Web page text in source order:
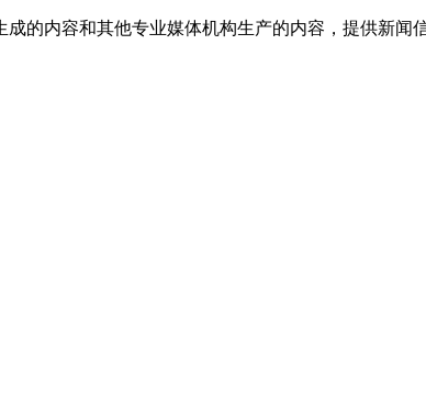
的内容和其他专业媒体机构生产的内容，提供新